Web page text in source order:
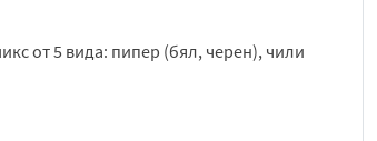
от 5 вида: пипер (бял, черен), чили